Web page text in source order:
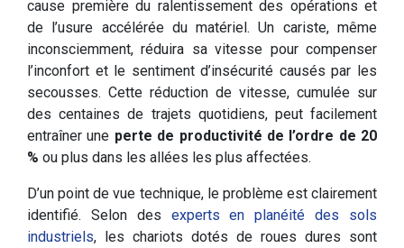
cause première du ralentissement des opérations et
de l’usure accélérée du matériel. Un cariste, même
inconsciemment, réduira sa vitesse pour compenser
l’inconfort et le sentiment d’insécurité causés par les
secousses. Cette réduction de vitesse, cumulée sur
des centaines de trajets quotidiens, peut facilement
entraîner une perte de productivité de l’ordre de 20
% ou plus dans les allées les plus affectées.
D’un point de vue technique, le problème est clairement
identifié. Selon des experts en planéité des sols
industriels, les chariots dotés de roues dures sont